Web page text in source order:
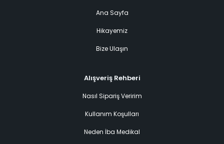
Ana Sayfa
Hikayemiz
Bize Ulaşın
Alışveriş Rehberi
Nasıl Sipariş Veririm
Kullanım Koşulları
Neden İba Medikal